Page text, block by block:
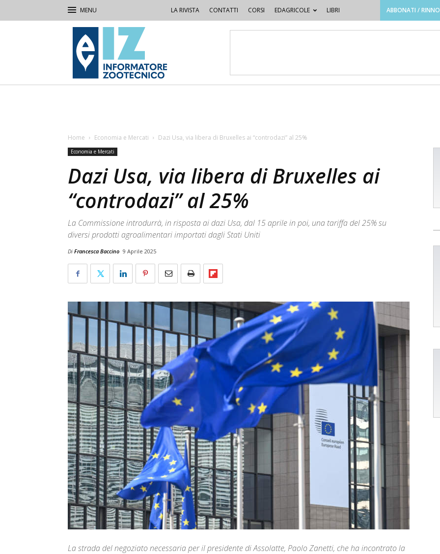
LA RIVISTA CONTATTI CORSI EDAGRICOLE LIBRI ABBONATI /
IZ
Informatore
Zootecnico
Home Economia e Mercati Dazi Usa, via libera di Bruxelles ai “controdazi” al 25%
Economia e Mercati
Dazi Usa, via libera di Bruxelles ai
“controdazi” al 25%
La Commissione introdurrà, in risposta ai dazi Usa, dal 15 aprile in poi, una tariffa del 25% su
diversi prodotti agroalimentari importati dagli Stati Uniti
Di Francesca Baccino 9 Aprile 2025
La strada del negoziato necessaria per il presidente di Assolatte, Paolo Zanetti, che ha incontrato la